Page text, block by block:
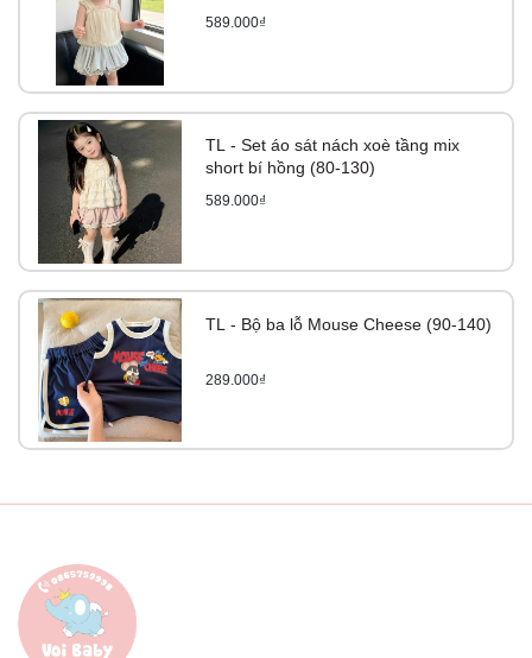
589.000₫
TL - Set áo sát nách xoè tầng mix
short bí hồng (80-130)
589.000₫
TL - Bộ ba lỗ Mouse Cheese (90-140)
289.000₫